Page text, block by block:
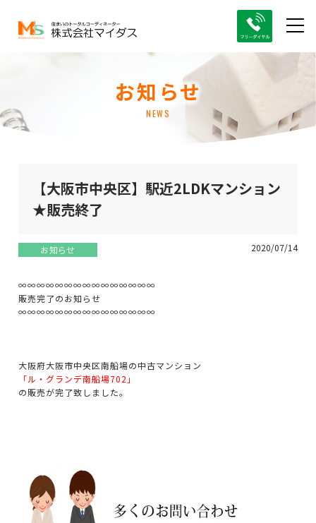
お知らせ
NEWS
【大阪市中央区】駅近2LDKマンション
★販売終了
お知らせ 2020/07/14
∞∞∞∞∞∞∞∞∞∞∞∞∞∞∞
販売完了のお知らせ
∞∞∞∞∞∞∞∞∞∞∞∞∞∞∞
大阪府大阪市中央区南船場の中古マンション
「ル・グランデ南船場702」
の販売が完了致しました。